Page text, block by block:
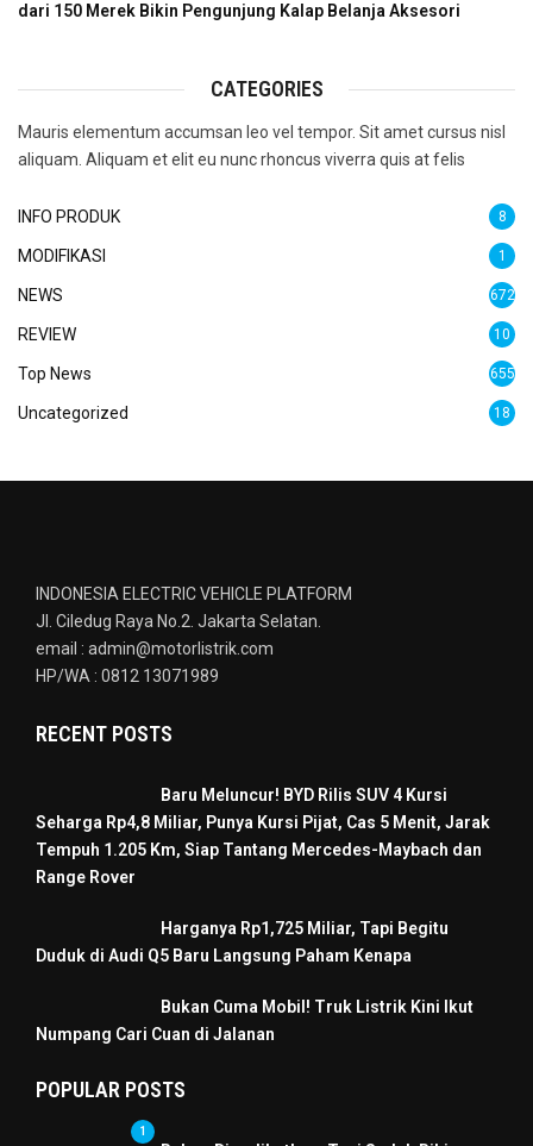
dari 150 Merek Bikin Pengunjung Kalap Belanja Aksesori
CATEGORIES
Mauris elementum accumsan leo vel tempor. Sit amet cursus nisl
aliquam. Aliquam et elit eu nunc rhoncus viverra quis at felis
INFO PRODUK 8
MODIFIKASI 1
NEWS 672
REVIEW 10
Top News 655
Uncategorized 18
INDONESIA ELECTRIC VEHICLE PLATFORM
Jl. Ciledug Raya No.2. Jakarta Selatan.
email : admin@motorlistrik.com
HP/WA : 0812 13071989
RECENT POSTS
Baru Meluncur! BYD Rilis SUV 4 Kursi
Seharga Rp4,8 Miliar, Punya Kursi Pijat, Cas 5 Menit, Jarak
Tempuh 1.205 Km, Siap Tantang Mercedes-Maybach dan
Range Rover
Harganya Rp1,725 Miliar, Tapi Begitu
Duduk di Audi Q5 Baru Langsung Paham Kenapa
Bukan Cuma Mobil! Truk Listrik Kini Ikut
Numpang Cari Cuan di Jalanan
POPULAR POSTS
1